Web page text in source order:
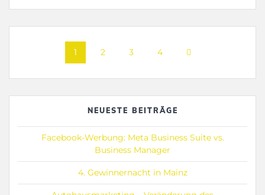
Posts
navigation
Page
1 Page
2 Page
3 Page
4
NEUESTE BEITRÄGE
Facebook-Werbung: Meta Business Suite vs.
Business Manager
4. Gewinnernacht in Mainz